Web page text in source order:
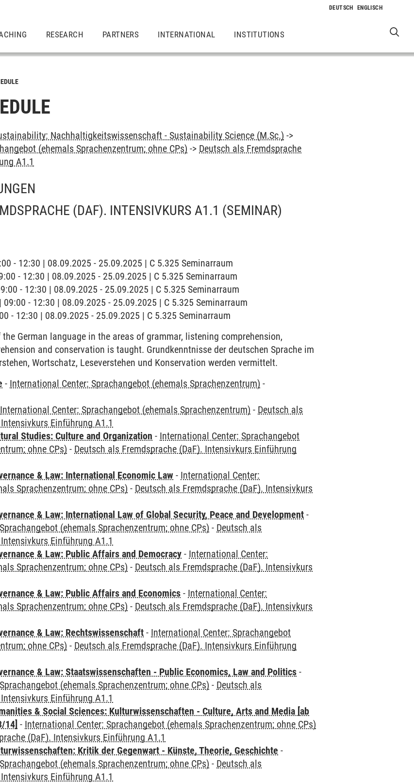
RESEARCH PARTNERS INTERNATIONAL INSTITUTIONS
Nachhaltigkeitswissenschaft - Sustainability Science (M.Sc.) ->
(ehemals Sprachenzentrum; ohne CPs) -> Deutsch als Fremdsprache
A1.1
(DAF). INTENSIVKURS A1.1 (SEMINAR)
- 12:30 | 08.09.2025 - 25.09.2025 | C 5.325 Seminarraum
- 12:30 | 08.09.2025 - 25.09.2025 | C 5.325 Seminarraum
- 12:30 | 08.09.2025 - 25.09.2025 | C 5.325 Seminarraum
- 12:30 | 08.09.2025 - 25.09.2025 | C 5.325 Seminarraum
- 12:30 | 08.09.2025 - 25.09.2025 | C 5.325 Seminarraum
German language in the areas of grammar, listening comprehension,
and conservation is taught. Grundkenntnisse der deutschen Sprache im
Wortschatz, Leseverstehen und Konservation werden vermittelt.
- International Center: Sprachangebot (ehemals Sprachenzentrum) -
International Center: Sprachangebot (ehemals Sprachenzentrum) - Deutsch als
Einführung A1.1
Studies: Culture and Organization - International Center: Sprachangebot
ohne CPs) - Deutsch als Fremdsprache (DaF). Intensivkurs Einführung
& Law: International Economic Law - International Center:
Sprachenzentrum; ohne CPs) - Deutsch als Fremdsprache (DaF). Intensivkurs
& Law: International Law of Global Security, Peace and Development -
(ehemals Sprachenzentrum; ohne CPs) - Deutsch als
Einführung A1.1
& Law: Public Affairs and Democracy - International Center:
Sprachenzentrum; ohne CPs) - Deutsch als Fremdsprache (DaF). Intensivkurs
& Law: Public Affairs and Economics - International Center:
Sprachenzentrum; ohne CPs) - Deutsch als Fremdsprache (DaF). Intensivkurs
& Law: Rechtswissenschaft - International Center: Sprachangebot
ohne CPs) - Deutsch als Fremdsprache (DaF). Intensivkurs Einführung
& Law: Staatswissenschaften - Public Economics, Law and Politics -
(ehemals Sprachenzentrum; ohne CPs) - Deutsch als
Einführung A1.1
& Social Sciences: Kulturwissenschaften - Culture, Arts and Media [ab
14] - International Center: Sprachangebot (ehemals Sprachenzentrum; ohne CPs)
(DaF). Intensivkurs Einführung A1.1
Kritik der Gegenwart - Künste, Theorie, Geschichte -
(ehemals Sprachenzentrum; ohne CPs) - Deutsch als
Einführung A1.1